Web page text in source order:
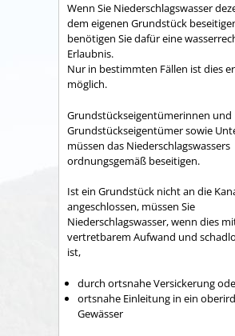
Wenn Sie Niederschlagswasser
dem eigenen Grundstück
benötigen Sie dafür eine
Erlaubnis.
Nur in bestimmten Fällen ist dies
möglich.
Grundstückseigentümerinnen und
Grundstückseigentümer sowie
müssen das Niederschlagswassers
ordnungsgemäß beseitigen.
Ist ein Grundstück nicht an die
angeschlossen, müssen Sie
Niederschlagswasser, wenn dies
vertretbarem Aufwand und
ist,
durch ortsnahe Versickerung
ortsnahe Einleitung in ein
Gewässer